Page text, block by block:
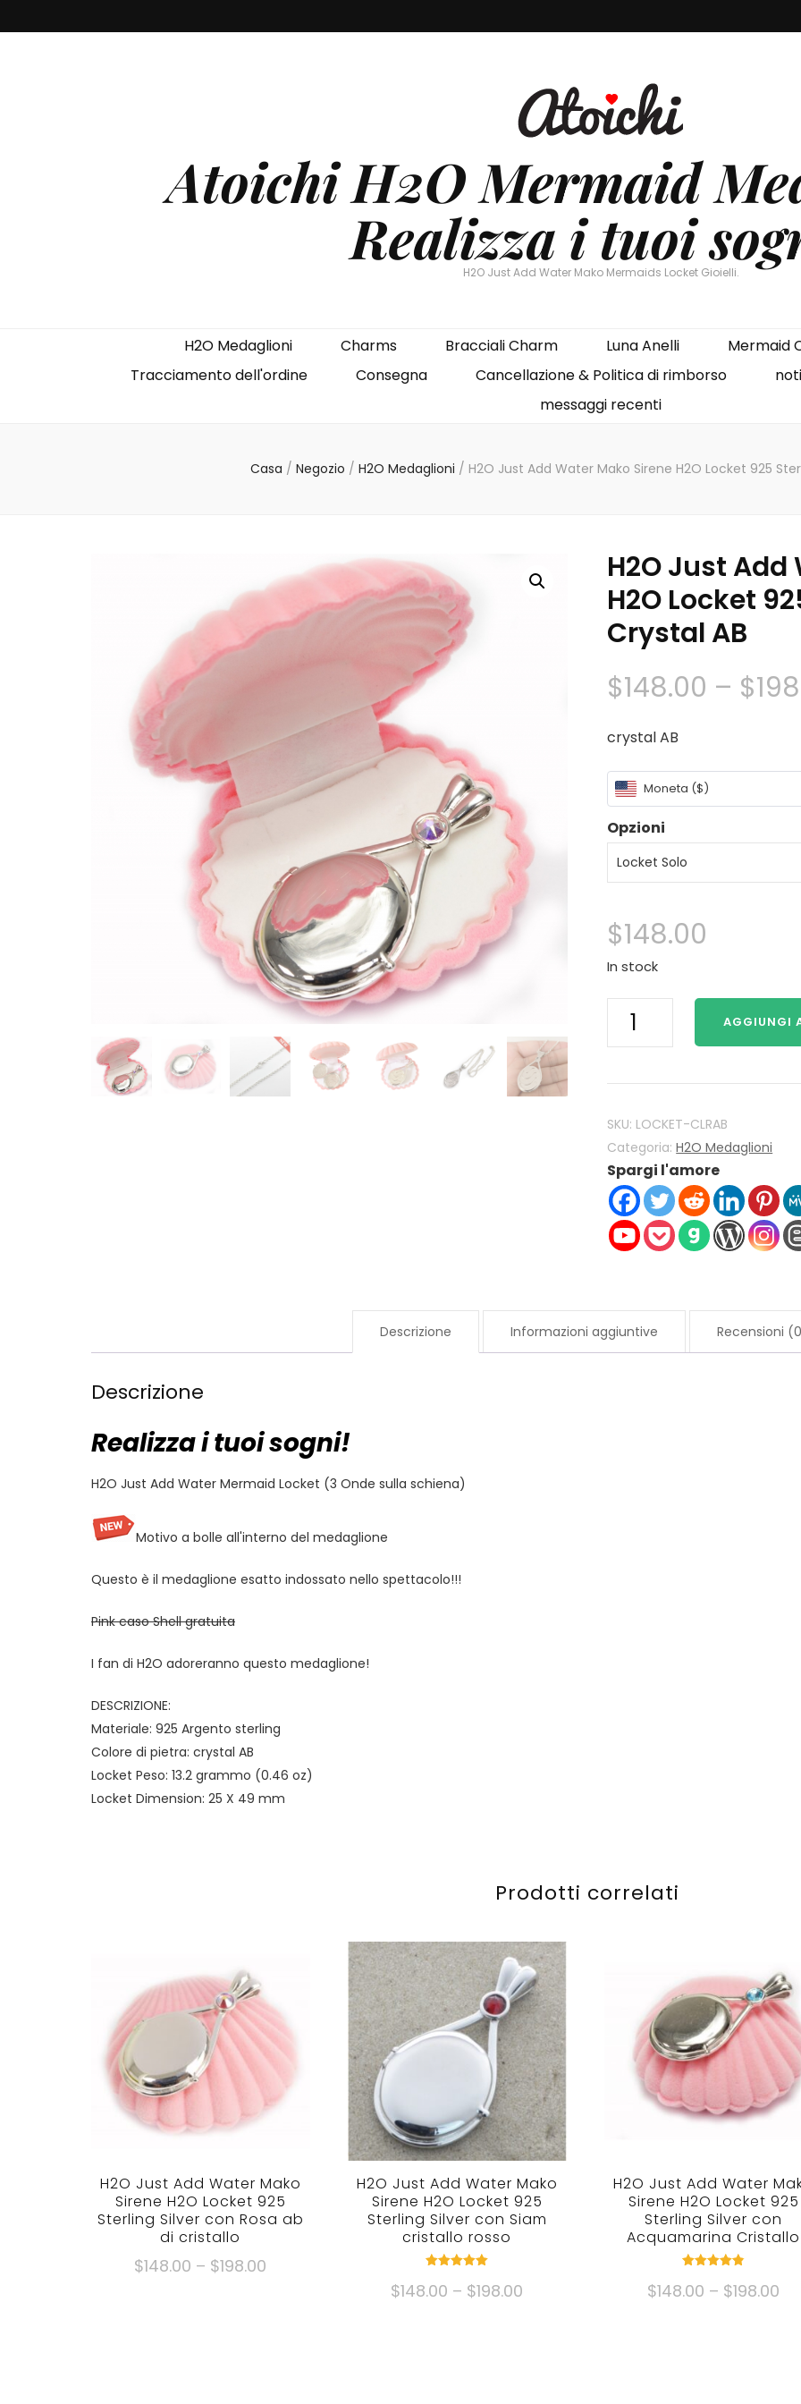
Atoichi H2O Mermaid
Realizza i tuoi
H2O Just Add Water Mako Mermaids Locket Gioielli.
H2O Medaglioni Charms Bracciali Charm Luna Anelli
Mermaid
Tracciamento dell'ordine
Consegna Cancellazione & Politica di rimborso
messaggi recenti
Casa / Negozio / H2O Medaglioni / H2O Just Add Water Mako Sirene H2O Locket 925
H2O Just
H2O Locket
Crystal AB
$148.00 – $
crystal AB
Moneta ($)
Opzioni
$148.00
In stock
H2O
Just
Water
Sirene
H2O
Locket
925
Sterling
Silver
AB
quantità
AGGIUNGI
SKU: LOCKET-CLRAB
Categoria:H2O Medaglioni
Spargi l'amore
Descrizione Informazioni aggiuntive Recensioni
Descrizione
Realizza i tuoi sogni!
H2O Just Add Water Mermaid Locket (3 Onde sulla schiena)
Motivo a bolle all'interno del medaglione
Questo è il medaglione esatto indossato nello spettacolo!!!
Pink caso Shell gratuita
I fan di H2O adoreranno questo medaglione!
DESCRIZIONE:
Materiale: 925 Argento sterling
Colore di pietra: crystal AB
Locket Peso: 13.2 grammo (0.46 oz)
Locket Dimension: 25 X 49 mm
Prodotti correlati
H2O Just Add Water Mako
Sirene H2O Locket 925
Sterling Silver con Rosa ab
di cristallo
$148.00 – $198.00
H2O Just Add Water Mako
Sirene H2O Locket 925
Sterling Silver con Siam
cristallo rosso
5.00
fuori da 5
$148.00 – $198.00
H2O Just Add Water
Sirene H2O Locket 925
Sterling Silver con
Acquamarina Cristallo
4.82
fuori da 5
$148.00 – $198.00